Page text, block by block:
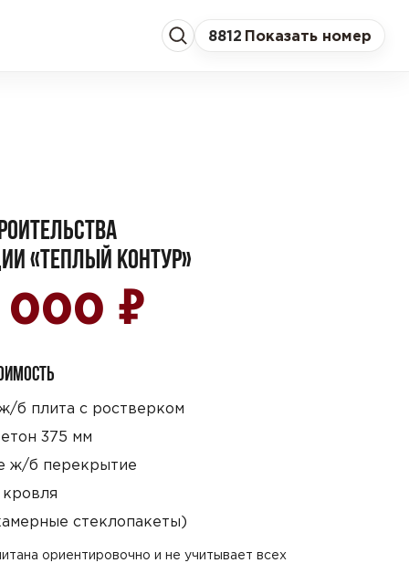
8812 Показать номер
«ТЕПЛЫЙ КОНТУР»
000 ₽
б плита с ростверком
375 мм
ж/б перекрытие
стеклопакеты)
ориентировочно и не учитывает всех